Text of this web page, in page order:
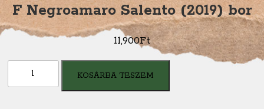
F Negroamaro Salento (2019) bor
11,900Ft
Negroamaro
KOSÁRBA TESZEM